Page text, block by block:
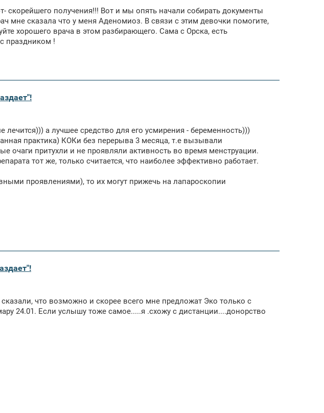
получения!!! Вот и мы опять начали собирать документы
мне сказала что у меня Аденомиоз. В связи с этим девочки помогите,
хорошего врача в этом разбирающего. Сама с Орска, есть
праздником !
а лучшее средство для его усмирения - беременность)))
практика) КОКи без перерыва 3 месяца, т.е вызывали
очаги притухли и не проявляли активность во время менструации.
тот же, только считается, что наиболее эффективно работает.
проявлениями), то их могут прижечь на лапароскопии
что возможно и скорее всего мне предложат Эко только с
24.01. Если услышу тоже самое.....я .схожу с дистанции....донорство